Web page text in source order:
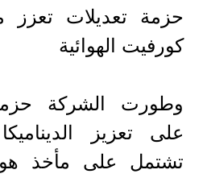
كورفيت الهوائية
وطورت الشركة
على تعزيز
تشتمل على مأخذ